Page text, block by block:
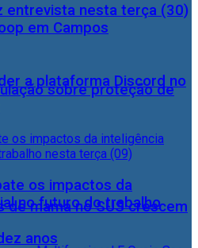
a plataforma Discord no
de mama no SUS crescem
anos
entrevista nesta terça (30)
em Campos
sobre proteção de
os impactos da
no futuro do trabalho